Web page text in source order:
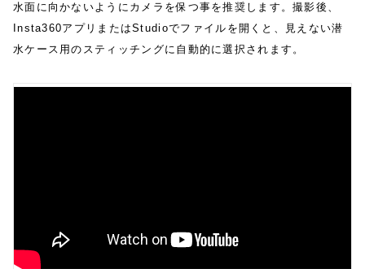
水面に向かないようにカメラを保つ事を推奨します。撮影後、
Insta360アプリまたはStudioでファイルを開くと、見えない潜
水ケース用のスティッチングに自動的に選択されます。